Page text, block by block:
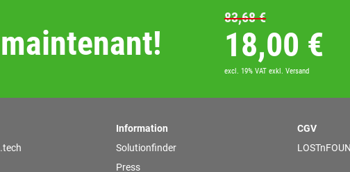
83,68€
Le prix
18,00 €
excl. 19% VAT exkl. Versand
Information
Solutionfinder
Press
CGV